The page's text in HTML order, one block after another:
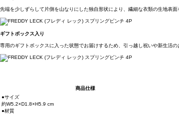
先端を少しずらして片側を山なりにした独自形状により、繊細な衣類の生地表
ギフトボックス入り
専用のギフトボックスに入った状態でお届けするため、引っ越し祝いや新生活
商品仕様
●サイズ
約W5.2×D1.8×H5.9 cm
●材質